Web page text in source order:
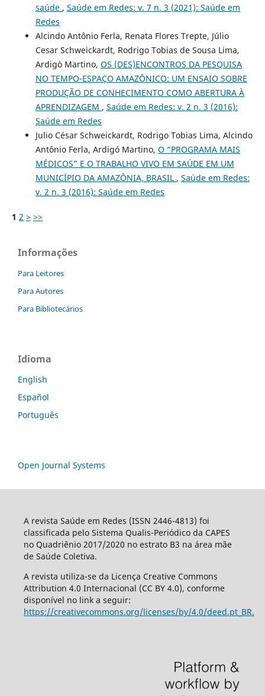
saúde , Saúde em Redes: v. 7 n. 3 (2021): Saúde em
Redes
Alcindo Antônio Ferla, Renata Flores Trepte, Júlio
Cesar Schweickardt, Rodrigo Tobias de Sousa Lima,
Ardigò Martino, OS (DES)ENCONTROS DA PESQUISA
NO TEMPO-ESPAÇO AMAZÔNICO: UM ENSAIO SOBRE
PRODUÇÃO DE CONHECIMENTO COMO ABERTURA À
APRENDIZAGEM , Saúde em Redes: v. 2 n. 3 (2016):
Saúde em Redes
Julio César Schweickardt, Rodrigo Tobias Lima, Alcindo
Antônio Ferla, Ardigó Martino, O “PROGRAMA MAIS
MÉDICOS” E O TRABALHO VIVO EM SAÚDE EM UM
MUNICÍPIO DA AMAZÔNIA, BRASIL , Saúde em Redes:
v. 2 n. 3 (2016): Saúde em Redes
1 2 > >>
Informações
Para Leitores
Para Autores
Para Bibliotecários
Idioma
English
Español
Português
Open Journal Systems
A revista Saúde em Redes (ISSN 2446-4813) foi
classificada pelo Sistema Qualis-Periódico da CAPES
no Quadriênio 2017/2020 no estrato B3 na área mãe
de Saúde Coletiva.
A revista utiliza-se da Licença Creative Commons
Attribution 4.0 Internacional (CC BY 4.0), conforme
disponível no link a seguir:
https://creativecommons.org/licenses/by/4.0/deed.pt_BR.